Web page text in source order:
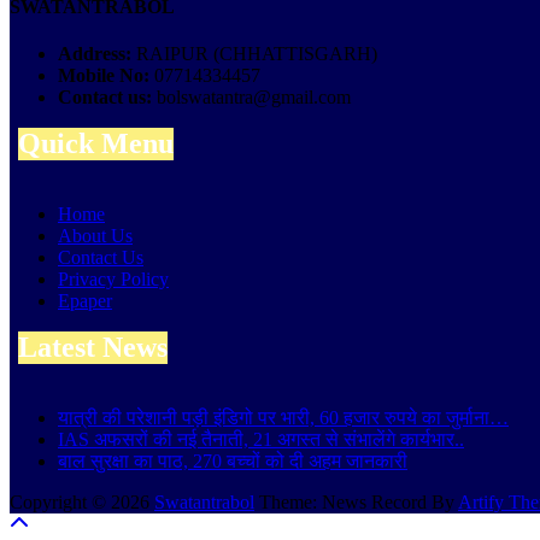
SWATANTRABOL
Address: RAIPUR (CHHATTISGARH)
Mobile No: 07714334457
Contact us: bolswatantra@gmail.com
Quick Menu
Home
About Us
Contact Us
Privacy Policy
Epaper
Latest News
यात्री की परेशानी पड़ी इंडिगो पर भारी, 60 हजार रुपये का जुर्माना…
IAS अफसरों की नई तैनाती, 21 अगस्त से संभालेंगे कार्यभार..
बाल सुरक्षा का पाठ, 270 बच्चों को दी अहम जानकारी
Copyright © 2026 Swatantrabol Theme: News Record By Artify